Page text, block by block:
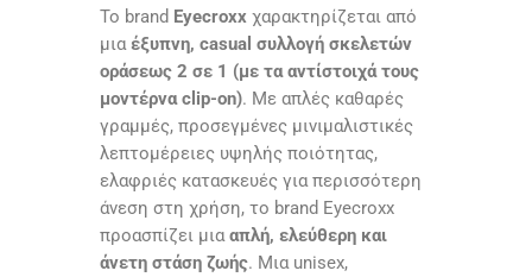
Το brand Eyecroxx χαρακτηρίζεται από
μιαέξυπνη, casual συλλογή σκελετών
οράσεως 2 σε 1 (με τα αντίστοιχά τους
μοντέρνα clip-on). Με απλές καθαρές
γραμμές, προσεγμένες μινιμαλιστικές
λεπτομέρειες υψηλής ποιότητας,
ελαφριές κατασκευές για περισσότερη
άνεση στη χρήση, το brand Eyecroxx
προασπίζει μιααπλή, ελεύθερη και
άνετη στάση ζωής. Μια unisex,